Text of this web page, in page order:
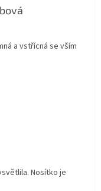
a vstřícná se vším
Nosítko je